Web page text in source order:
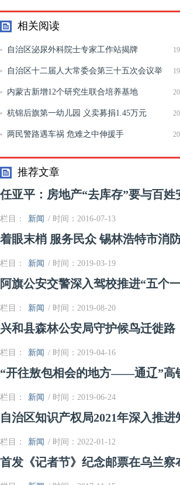
相关阅读
自治区泌尿外科院士专家工作站揭牌
自治区十二届人大常委会第三十五次会议举
行第一次全体会议
内蒙古新增12个研究生联合培养基地
杭锦后旗第一幼儿园 义卖募捐1.45万元
两民警路遇车祸 危难之中伸援手
推荐文章
任亚平：房地产“去库存”要与百
栏目： 新闻 / 时间：2016-07-13
着眼末梢 服务民众 锡林浩特市消
栏目： 新闻 / 时间：2019-03-19
阿旗公安交警深入驾校推进“五个
栏目： 新闻 / 时间：2019-08-20
兴和县森林公安局守护候鸟迁徙路
栏目： 新闻 / 时间：2019-04-16
“开往敖包相会的地方——通辽”高
栏目： 新闻 / 时间：2019-06-24
自治区知识产权局2021年深入推
栏目： 新闻 / 时间：2022-01-12
首发《记者节》纪念邮票在乌兰察